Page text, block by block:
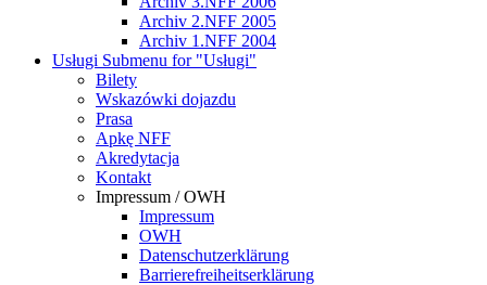
Archiv 2.NFF 2005
Archiv 1.NFF 2004
Usługi Submenu for "Usługi"
Bilety
Wskazówki dojazdu
Prasa
Apkę NFF
Akredytacja
Kontakt
Impressum / OWH
Impressum
OWH
Datenschutzerklärung
Barrierefreiheitserklärung